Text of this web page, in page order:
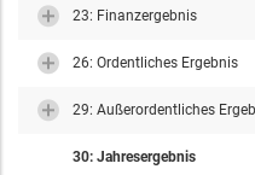
23: Finanzergebnis
26: Ordentliches Ergebnis
29: Außerordentliches
30: Jahresergebnis